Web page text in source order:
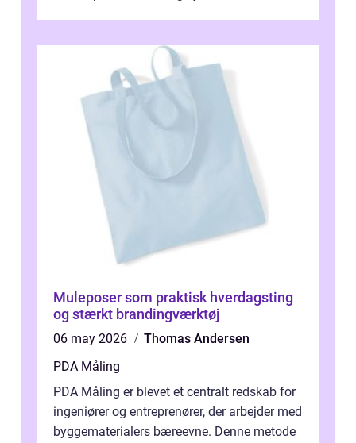
Muleposer som praktisk hverdagsting
og stærkt brandingværktøj
06 may 2026
Thomas Andersen
PDA Måling
PDA Måling er blevet et centralt redskab for
ingeniører og entreprenører, der arbejder med
byggematerialers bæreevne. Denne metode